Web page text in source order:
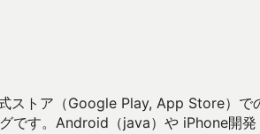
ストア（Google Play, App Store）で
です。Android（java）や iPhone開